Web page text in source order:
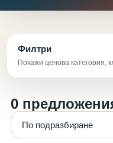
Филтри
Покажи ценова категория,
0